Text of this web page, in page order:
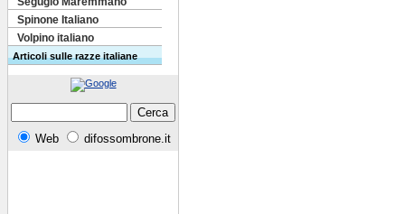
Spinone Italiano
Volpino italiano
Articoli sulle razze italiane
Web difossombrone.it